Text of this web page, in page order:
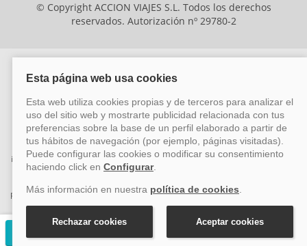
© Copyright ACCION VIAJES S.L. Todos los derechos
reservados. Autorización nº 29780-2
ACCION VIAJES SL ha sido beneficiaria del Fondo Europeo de Desarrollo
Regional (FEDER), cuyo objetivo es mejorar la competitividad de las pymes
mediante el impulso de la innovación, el desarrollo tecnológico, la
investigación de calidad y el uso seguro y fiable del ciberespacio. Gracias a
esta financiación, la empresa ha puesto en marcha un Plan de Acción
promoviendo la innovación y la ciberseguridad. Para ello, ha contado con el
apoyo de los programas Pyme Innova y Pyme Cibersegura de la Cámara
de Comercio de Málaga. #EuropaSeSiente